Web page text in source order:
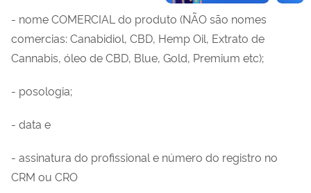
- nome COMERCIAL do produto (NÃO são nomes
comercias: Canabidiol, CBD, Hemp Oil, Extrato de
Cannabis, óleo de CBD, Blue, Gold, Premium etc);
- posologia;
- data e
- assinatura do profissional e número do registro no
CRM ou CRO